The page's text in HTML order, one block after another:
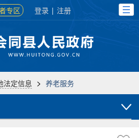
专区 登录 | 注册
法定信息 > 养老服务